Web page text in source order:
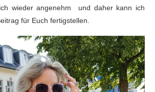
wieder angenehm und daher kann ich
für Euch fertigstellen.